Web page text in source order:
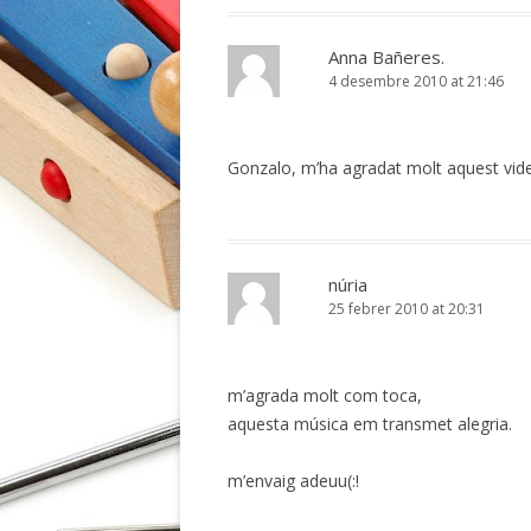
Anna Bañeres.
4 desembre 2010 at 21:46
Gonzalo, m’ha agradat molt aquest
núria
25 febrer 2010 at 20:31
m’agrada molt com toca,
aquesta música em transmet alegria.
m’envaig adeuu(:!